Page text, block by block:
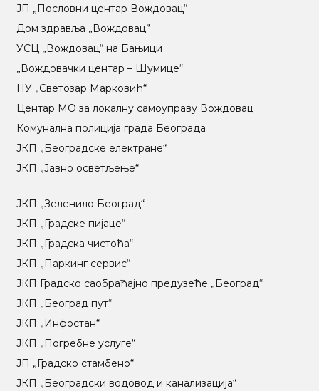
ЈП „Пословни центар Вождовац“
Дом здравља „Вождовац”
УСЦ „Вождовац“ на Бањици
„Вождовачки центар – Шумице“
НУ „Светозар Марковић“
Центар МO за локалну самоуправу Вождовац
Комунална полиција града Београда
ЈКП „Београдске електране“
ЈКП „Јавно осветљење“
ЈКП „Зеленило Београд“
ЈКП „Градске пијаце“
ЈКП „Градска чистоћа“
ЈКП „Паркинг сервис“
ЈКП Градско саобраћајно предузеће „Београд“
ЈКП „Београд пут“
ЈКП „Инфостан“
ЈКП „Погребне услуге“
ЈП „Градско стамбено“
ЈКП „Београдски водовод и канализација“